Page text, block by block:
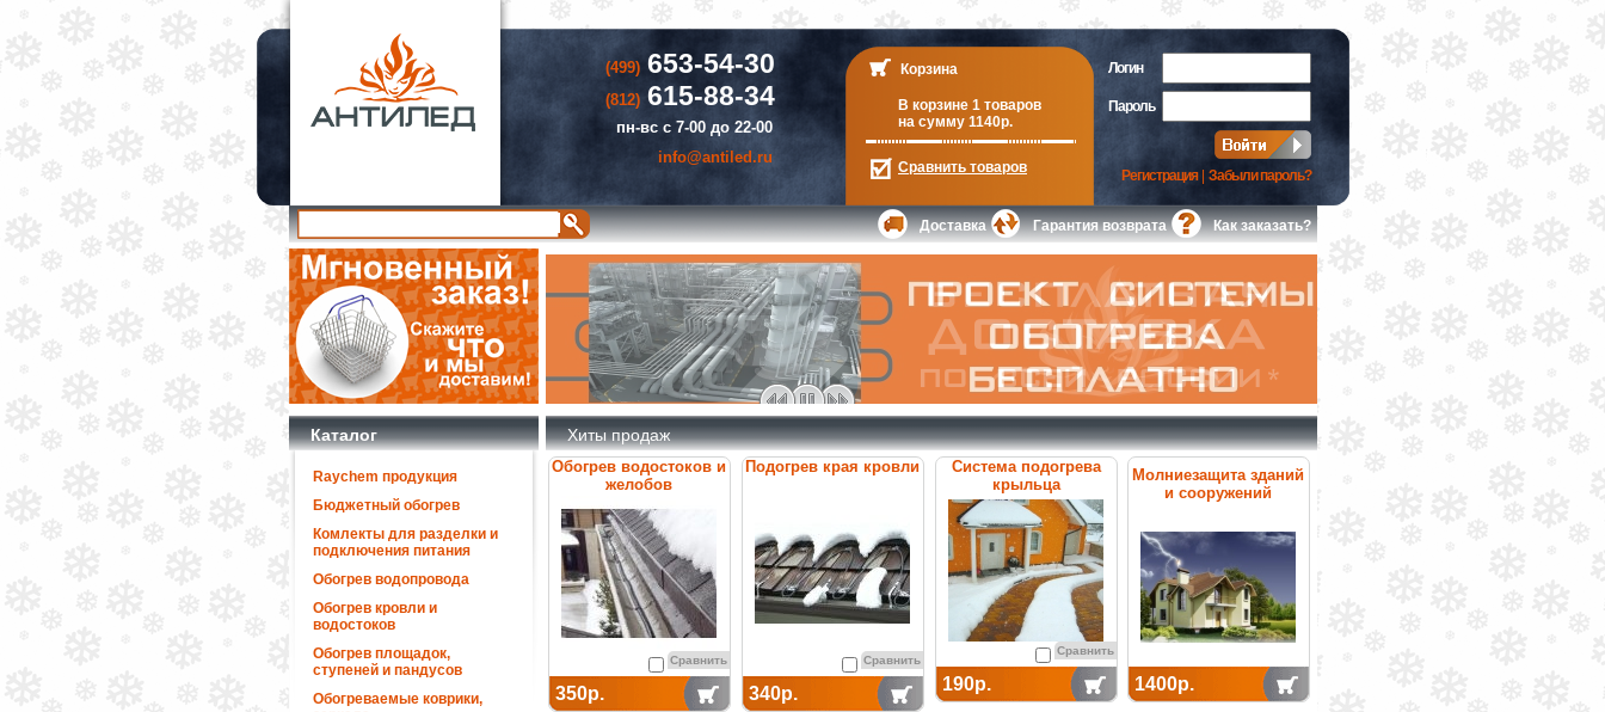
(499)653-54-30
(812)615-88-34
пн-вс с 7-00 до 22-00
info@antiled.ru
Корзина
В корзине 1 товаров
на сумму 1140р.
Сравнить товаров
Логин
Пароль
Регистрация| Забыли пароль?
Доставка Гарантия возврата Как заказать?
Каталог
Raychem продукция
Бюджетный обогрев
Комлекты для разделки и
подключения питания
Обогрев водопровода
Обогрев кровли и
водостоков
Обогрев площадок,
ступеней и пандусов
Обогреваемые коврики,
Хиты продаж
Обогрев водостоков и
желобов
Сравнить
350р.
Подогрев края кровли
Сравнить
340р.
Система подогрева
крыльца
Сравнить
190р.
Молниезащита зданий
и сооружений
1400р.